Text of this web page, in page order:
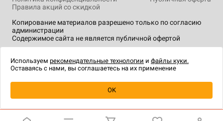
Уведомить о наличии
Копирование материалов разрешено только по согласию
администрации
Содержимое сайта не является публичной офертой
Правила акций со скидкой
технологии.
Используем рекомендательные технологии и файлы куки.
Оставаясь с нами, вы соглашаетесь на их применение
OK